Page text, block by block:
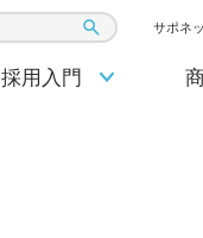
サポネ
採用入門